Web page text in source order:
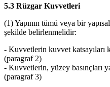
5.3 Rüzgar Kuvvetleri
(1) Yapının tümü veya bir
şekilde belirlenmelidir:
- Kuvvetlerin kuvvet katsayıları
(paragraf 2)
- Kuvvetlerin, yüzey basınçları
(paragraf 3)